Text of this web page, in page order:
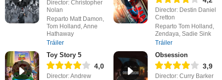
Director: Christopher
Nolan
Reparto Matt Damon,
Tom Holland, Anne
Hathaway
Tráiler
Director: Destin Daniel
Cretton
Reparto Tom Holland,
Zendaya, Sadie Sink
Tráiler
Toy Story 5
4,0
Director: Andrew
Obsession
3,9
Director: Curry Barker